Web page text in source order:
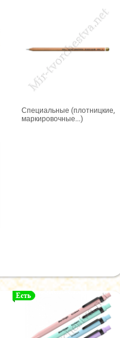
Специальные (плотницкие,
маркировочные...)